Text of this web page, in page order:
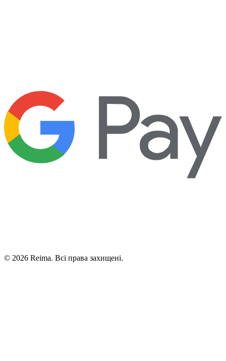
© 2026 Reima. Всі права захищені.